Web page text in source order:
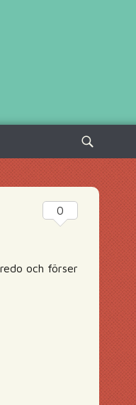
Sök
efter:
och förser
0